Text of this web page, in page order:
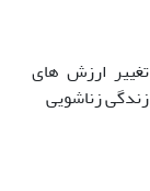
تغییر ارزش های
زندگی زناشویی